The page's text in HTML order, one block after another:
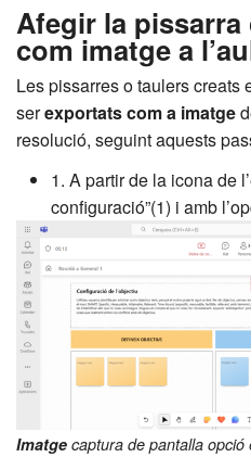
Afegir la pissarra
com imatge a
Les pissarres o taulers creats
serexportats com a imatge
resolució, seguint aquests
1. A partir de la icona de
configuració”(1) i amb
Imatge captura de pantalla opció